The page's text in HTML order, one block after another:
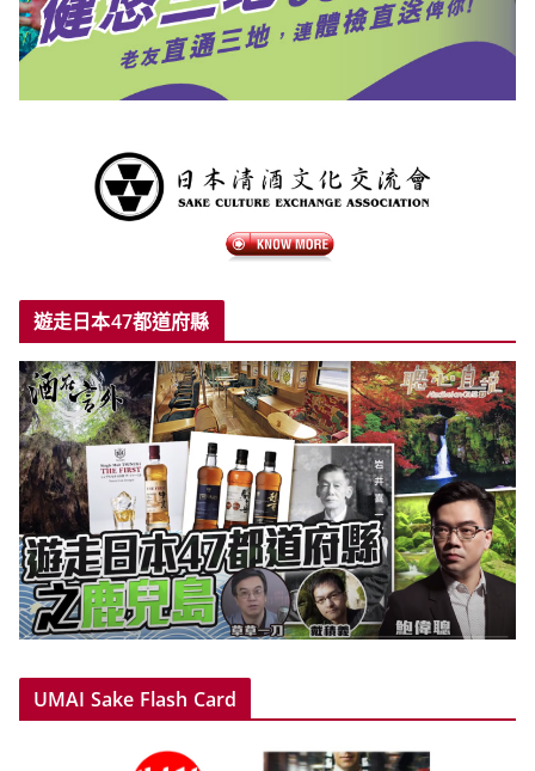
遊走日本47都道府縣
UMAI Sake Flash Card